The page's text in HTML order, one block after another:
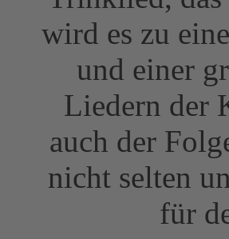
wird es zu
und einer
Liedern der
auch der
nicht selten
für